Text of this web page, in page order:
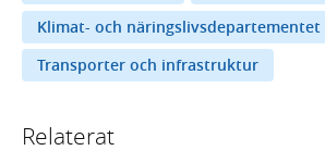
Klimat- och näringslivsdepartementet
Transporter och infrastruktur
Relaterat